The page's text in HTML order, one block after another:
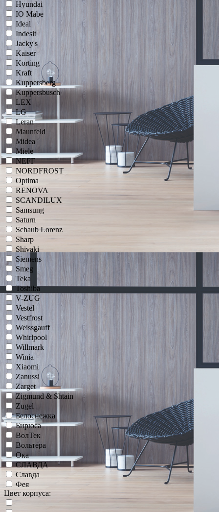
Hyundai
IO Mabe
Ideal
Indesit
Jacky's
Kaiser
Korting
Kraft
Kuppersberg
Kuppersbusch
LEX
LG
Leran
Maunfeld
Midea
Miele
NEFF
NORDFROST
Optima
RENOVA
SCANDILUX
Samsung
Saturn
Schaub Lorenz
Sharp
Shivaki
Siemens
Smeg
Teka
Toshiba
V-ZUG
Vestel
Vestfrost
Weissgauff
Whirlpool
Willmark
Winia
Xiaomi
Zanussi
Zarget
Zigmund & Shtain
Zugel
Белоснежка
Бирюса
ВолТек
Вольтера
Ока
СЛАВДА
Славда
Фея
Цвет корпуса: